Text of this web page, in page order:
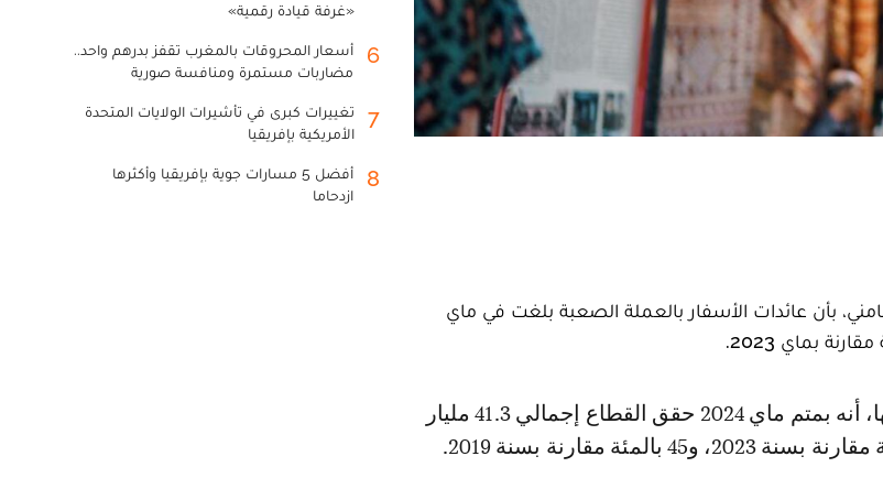
بأن عائدات الأسفار بالعملة الصعبة بلغت في ماي
«غرفة قيادة رقمية»
6
أسعار المحروقات بالمغرب تقفز بدرهم واحد..
مضاربات مستمرة ومنافسة صورية
7
تغييرات كبرى في تأشيرات الولايات المتحدة
الأمريكية بإفريقيا
8
أفضل 5 مسارات جوية بإفريقيا وأكثرها
ازدحاما